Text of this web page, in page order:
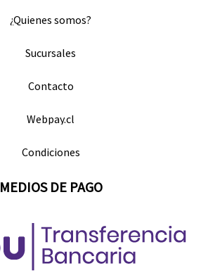
¿Quienes somos?
Sucursales
Contacto
Webpay.cl
Condiciones
MEDIOS DE PAGO